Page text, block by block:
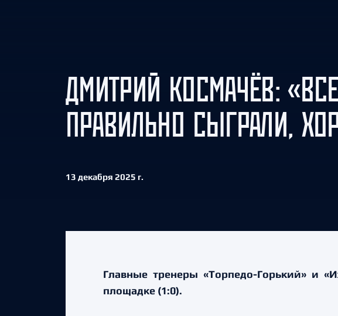
ДМИТРИЙ КОСМАЧЁВ:
ПРАВИЛЬНО СЫГРАЛИ,
13 декабря 2025 г.
Главные тренеры «Торпедо-Горький» и
площадке (1:0).